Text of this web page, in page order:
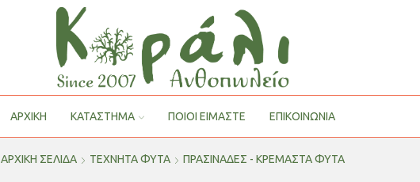
ΑΡΧΙΚΗ ΚΑΤΑΣΤΗΜΑ ΠΟΙΟΙ ΕΊΜΑΣΤΕ ΕΠΙΚΟΙΝΩΝΙΑ
ΑΡΧΙΚΉ ΣΕΛΊΔΑ ΤΕΧΝΗΤΑ ΦΥΤΑ ΠΡΑΣΙΝΑΔΕΣ - ΚΡΕΜΑΣΤΑ ΦΥΤΑ